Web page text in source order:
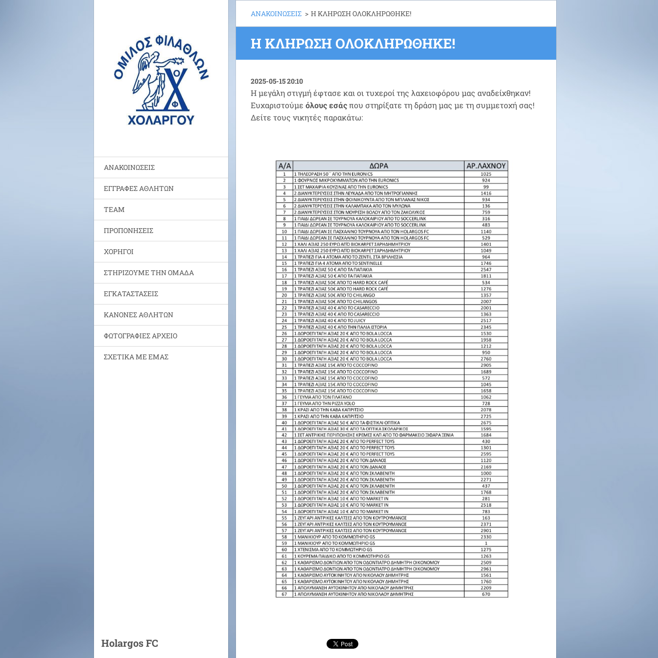
ΑΝΑΚΟΙΝΩΣΕΙΣ
ΕΓΓΡΑΦΕΣ ΑΘΛΗΤΩΝ
TEAM
ΠΡΟΠΟΝΗΣΕΙΣ
ΧΟΡΗΓΟΙ
ΣΤΗΡΙΖΟΥΜΕ ΤΗΝ ΟΜΑΔΑ
ΕΓΚΑΤΑΣΤΑΣΕΙΣ
ΚΑΝΟΝΕΣ ΑΘΛΗΤΩΝ
ΦΩΤΟΓΡΑΦΙΕΣ ΑΡΧΕΙΟ
ΣΧΕΤΙΚΑ ΜΕ ΕΜΑΣ
Holargos FC
ΑΝΑΚΟΙΝΩΣΕΙΣ > Η ΚΛΗΡΩΣΗ ΟΛΟΚΛΗΡΩΘΗΚΕ!
Η ΚΛΗΡΩΣΗ ΟΛΟΚΛΗΡΩΘΗΚΕ!
2025-05-15 20:10
Η μεγάλη στιγμή έφτασε και οι τυχεροί της λαχειοφόρου μας αναδείχθηκαν!
Ευχαριστούμε όλους εσάςπου στηρίξατε τη δράση μας με τη συμμετοχή σας!
Δείτε τους νικητές παρακάτω: